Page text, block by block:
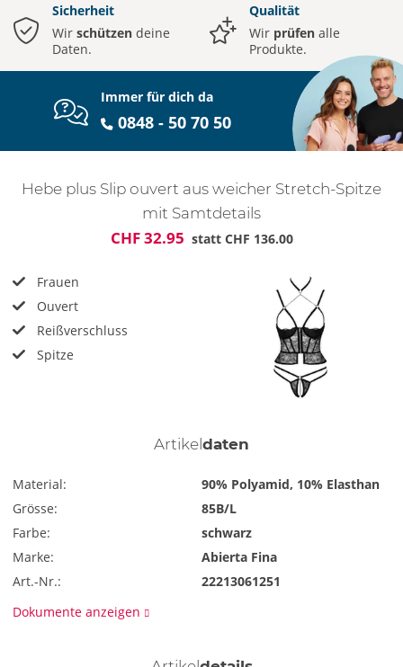
Sicherheit
Wir schützen deine
Daten.
Qualität
Wir prüfen alle
Produkte.
Immer für dich da
0848 - 50 70 50
Hebe plus Slip ouvert aus weicher Stretch-Spitze
mit Samtdetails
CHF 32.95 statt CHF 136.00
Frauen
Ouvert
Reißverschluss
Spitze
Artikeldaten
Material:
90% Polyamid, 10% Elasthan
Grösse:
85B/L
Farbe:
schwarz
Marke:
Abierta Fina
Art.-Nr.:
22213061251
Dokumente anzeigen